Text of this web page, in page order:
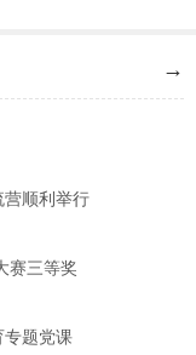
→
营顺利举行
赛三等奖
专题党课